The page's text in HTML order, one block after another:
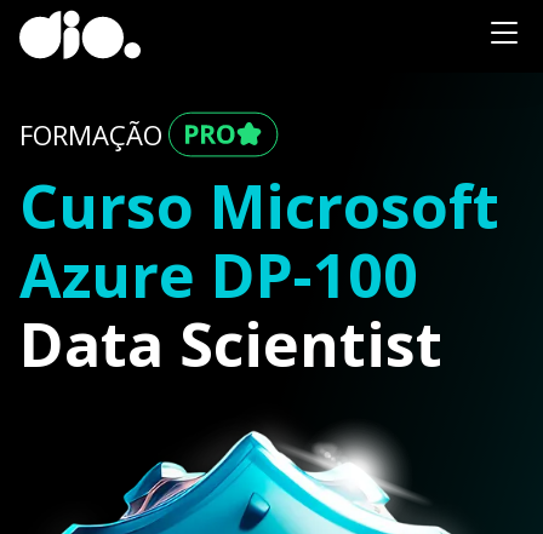
FORMAÇÃO
Curso Microsoft
Azure DP-100
Data Scientist